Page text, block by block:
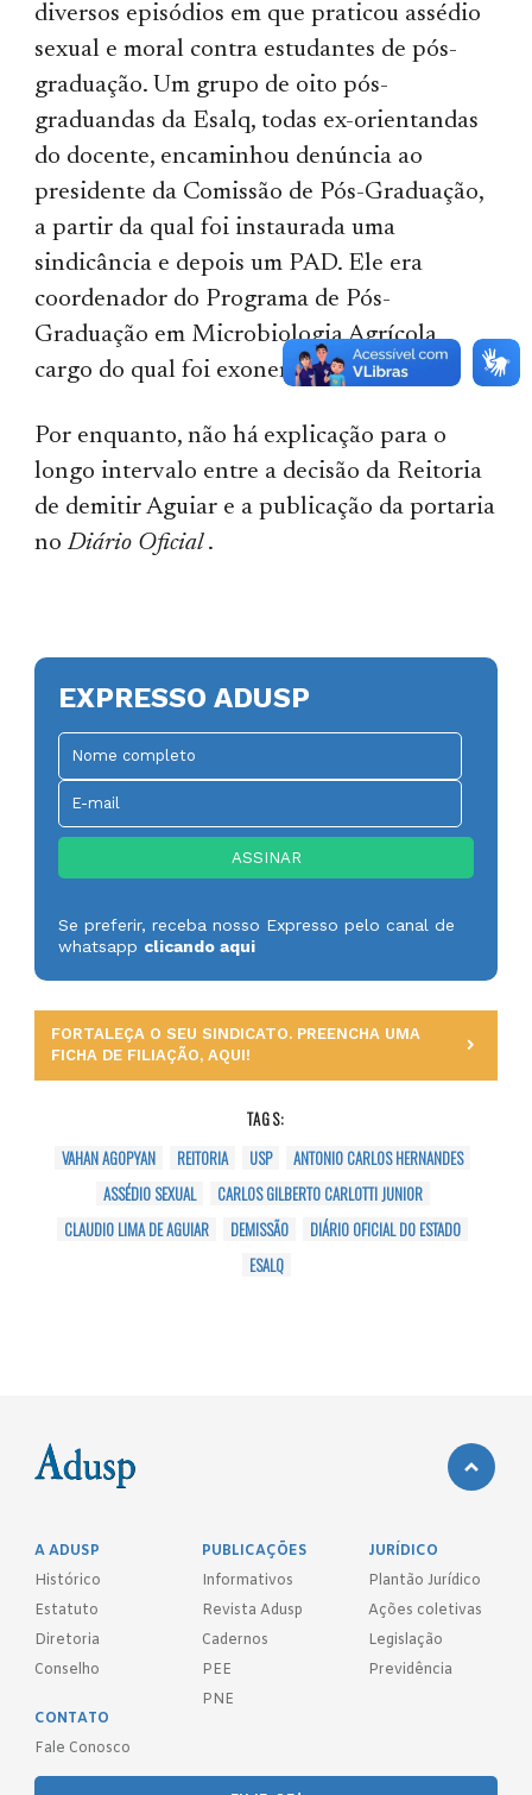
diversos episódios em que praticou assédio
sexual e moral contra estudantes de pós-
graduação. Um grupo de oito pós-
graduandas da Esalq, todas ex-orientandas
do docente, encaminhou denúncia ao
presidente da Comissão de Pós-Graduação,
a partir da qual foi instaurada uma
sindicância e depois um PAD. Ele era
coordenador do Programa de Pós-
Graduação em Microbiologia Agrícola,
cargo do qual foi exonerado.
Por enquanto, não há explicação para o
longo intervalo entre a decisão da Reitoria
de demitir Aguiar e a publicação da portaria
noDiário Oficial.
EXPRESSO ADUSP
Se preferir, receba nosso Expresso pelo canal de
whatsapp clicando aqui
FORTALEÇA O SEU SINDICATO. PREENCHA UMA
FICHA DE FILIAÇÃO, AQUI!
TAGS:
VAHAN AGOPYAN
REITORIA USP
ANTONIO CARLOS HERNANDES
ASSÉDIO SEXUAL
CARLOS GILBERTO CARLOTTI JUNIOR
CLAUDIO LIMA DE AGUIAR
DEMISSÃO
DIÁRIO OFICIAL DO ESTADO
ESALQ
A ADUSP
Histórico
Estatuto
Diretoria
Conselho
PUBLICAÇÕES
Informativos
Revista Adusp
Cadernos
PEE
PNE
JURÍDICO
Plantão Jurídico
Ações coletivas
Legislação
Previdência
CONTATO
Fale Conosco